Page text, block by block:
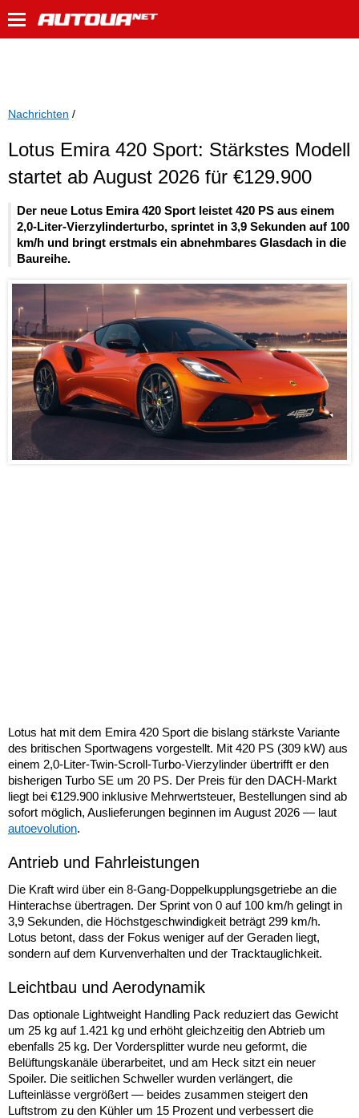
Nachrichten /
Lotus Emira 420 Sport: Stärkstes Modell
startet ab August 2026 für €129.900
Der neue Lotus Emira 420 Sport leistet 420 PS aus einem
2,0-Liter-Vierzylinderturbo, sprintet in 3,9 Sekunden auf 100
km/h und bringt erstmals ein abnehmbares Glasdach in die
Baureihe.
Lotus hat mit dem Emira 420 Sport die bislang stärkste Variante
des britischen Sportwagens vorgestellt. Mit 420 PS (309 kW) aus
einem 2,0-Liter-Twin-Scroll-Turbo-Vierzylinder übertrifft er den
bisherigen Turbo SE um 20 PS. Der Preis für den DACH-Markt
liegt bei €129.900 inklusive Mehrwertsteuer, Bestellungen sind ab
sofort möglich, Auslieferungen beginnen im August 2026 — laut
autoevolution.
Antrieb und Fahrleistungen
Die Kraft wird über ein 8-Gang-Doppelkupplungsgetriebe an die
Hinterachse übertragen. Der Sprint von 0 auf 100 km/h gelingt in
3,9 Sekunden, die Höchstgeschwindigkeit beträgt 299 km/h.
Lotus betont, dass der Fokus weniger auf der Geraden liegt,
sondern auf dem Kurvenverhalten und der Tracktauglichkeit.
Leichtbau und Aerodynamik
Das optionale Lightweight Handling Pack reduziert das Gewicht
um 25 kg auf 1.421 kg und erhöht gleichzeitig den Abtrieb um
ebenfalls 25 kg. Der Vordersplitter wurde neu geformt, die
Belüftungskanäle überarbeitet, und am Heck sitzt ein neuer
Spoiler. Die seitlichen Schweller wurden verlängert, die
Lufteinlässe vergrößert — beides zusammen steigert den
Luftstrom zu den Kühler um 15 Prozent und verbessert die